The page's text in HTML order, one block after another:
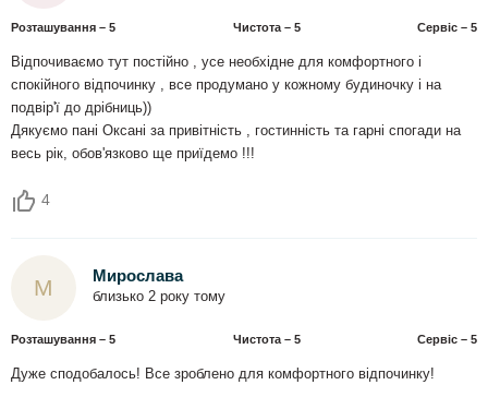
Розташування – 5 Чистота – 5 Сервіс – 5
Відпочиваємо тут постійно , усе необхідне для комфортного і
спокійного відпочинку , все продумано у кожному будиночку і на
подвір'ї до дрібниць))
Дякуємо пані Оксані за привітність , гостинність та гарні спогади на
весь рік, обов'язково ще приїдемо !!!
4
М Мирослава
близько 2 року тому
Розташування – 5 Чистота – 5 Сервіс – 5
Дуже сподобалось! Все зроблено для комфортного відпочинку!